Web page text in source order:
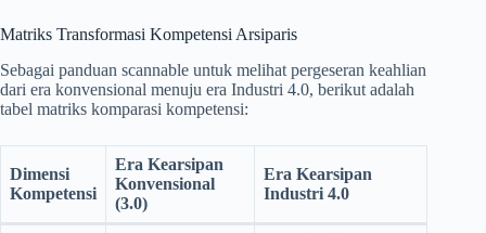
Matriks Transformasi Kompetensi Arsiparis
Sebagai panduan scannable untuk melihat pergeseran keahlian
dari era konvensional menuju era Industri 4.0, berikut adalah
tabel matriks komparasi kompetensi:
Dimensi
Kompetensi
Era Kearsipan
Konvensional
(3.0)
Era Kearsipan
Industri 4.0